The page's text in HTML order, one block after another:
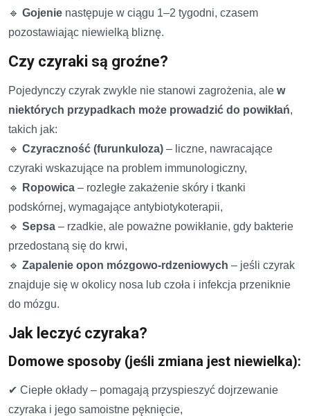
🔹 Gojenie następuje w ciągu 1–2 tygodni, czasem
pozostawiając niewielką bliznę.
Czy czyraki są groźne?
Pojedynczy czyrak zwykle nie stanowi zagrożenia, ale w
niektórych przypadkach może prowadzić do powikłań,
takich jak:
🔹 Czyraczność (furunkuloza) – liczne, nawracające
czyraki wskazujące na problem immunologiczny,
🔹
Ropowica – rozległe zakażenie skóry i tkanki
podskórnej, wymagające antybiotykoterapii,
🔹 Sepsa – rzadkie, ale poważne powikłanie, gdy bakterie
przedostaną się do krwi,
🔹 Zapalenie opon mózgowo-rdzeniowych – jeśli czyrak
znajduje się w okolicy nosa lub czoła i infekcja przeniknie
do mózgu.
Jak leczyć czyraka?
Domowe sposoby (jeśli zmiana jest niewielka):
✔ Ciepłe okłady – pomagają przyspieszyć dojrzewanie
czyraka i jego samoistne pęknięcie,